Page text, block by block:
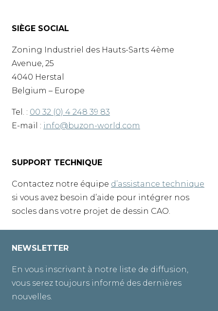
SIÈGE SOCIAL
Zoning Industriel des Hauts-Sarts 4ème
Avenue, 25
4040 Herstal
Belgium – Europe
Tel. : 00 32 (0) 4 248 39 83
E-mail : info@buzon-world.com
SUPPORT TECHNIQUE
Contactez notre équipe d’assistance technique
si vous avez besoin d’aide pour intégrer nos
socles dans votre projet de dessin CAO.
NEWSLETTER
En vous inscrivant à notre liste de diffusion,
vous serez toujours informé des dernières
nouvelles.